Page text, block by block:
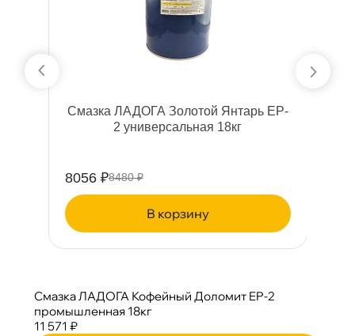
Смазка ЛАДОГА Золотой Янтарь EP-
2 универсальная 18к
8056 ₽8480 ₽
корзину
Смазка ЛАДОГА Кофейный Доломит EP-2
промышленная 18к
11 571 ₽